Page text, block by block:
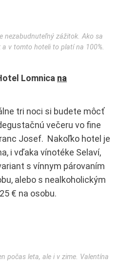
nezabudnuteľný zážitok. Ako sa
v tomto hoteli to platí na 100%.
Lomnica na
tri noci si budete môcť
večeru vo fine
Josef. Nakoľko hotel je
i vďaka vínotéke Selaví,
s vínnym párovaním
alebo s nealkoholickým
€ na osobu.
počas leta, ale i v zime. Valentína